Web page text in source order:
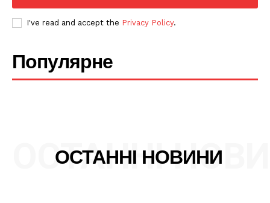
I've read and accept the Privacy Policy.
Популярне
ОСТАННІ НОВИНИ
ОСТАННІ